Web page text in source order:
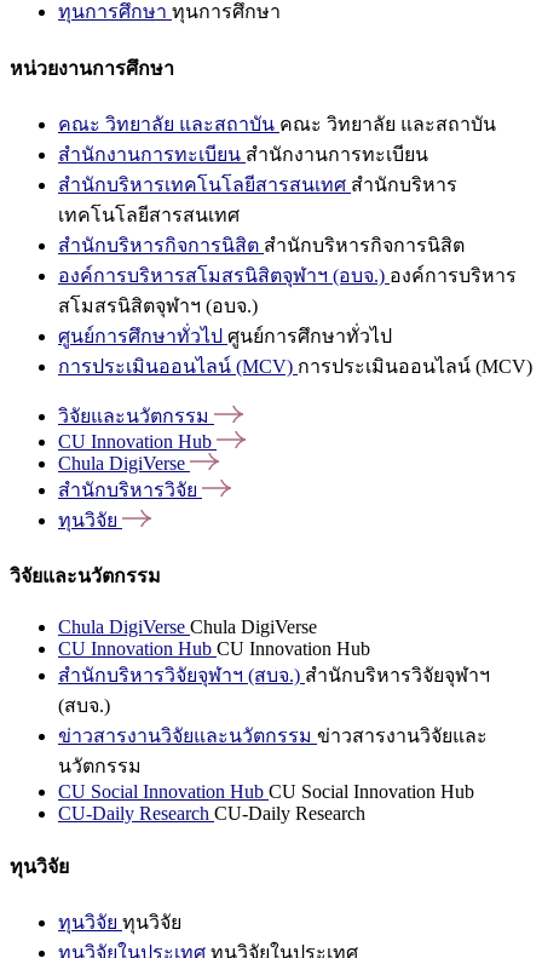
ทุนการศึกษา ทุนการศึกษา
หน่วยงานการศึกษา
คณะ วิทยาลัย และสถาบัน คณะ วิทยาลัย และสถาบัน
สำนักงานการทะเบียน สำนักงานการทะเบียน
สำนักบริหารเทคโนโลยีสารสนเทศ สำนักบริหาร
เทคโนโลยีสารสนเทศ
สำนักบริหารกิจการนิสิต สำนักบริหารกิจการนิสิต
องค์การบริหารสโมสรนิสิตจุฬาฯ (อบจ.) องค์การบริหาร
สโมสรนิสิตจุฬาฯ (อบจ.)
ศูนย์การศึกษาทั่วไป ศูนย์การศึกษาทั่วไป
การประเมินออนไลน์ (MCV) การประเมินออนไลน์ (MCV)
วิจัยและนวัตกรรม
CU Innovation Hub
Chula DigiVerse
สำนักบริหารวิจัย
ทุนวิจัย
วิจัยและนวัตกรรม
Chula DigiVerse Chula DigiVerse
CU Innovation Hub CU Innovation Hub
สำนักบริหารวิจัยจุฬาฯ (สบจ.) สำนักบริหารวิจัยจุฬาฯ
(สบจ.)
ข่าวสารงานวิจัยและนวัตกรรม ข่าวสารงานวิจัยและ
นวัตกรรม
CU Social Innovation Hub CU Social Innovation Hub
CU-Daily Research CU-Daily Research
ทุนวิจัย
ทุนวิจัย ทุนวิจัย
ทุนวิจัยในประเทศ ทุนวิจัยในประเทศ